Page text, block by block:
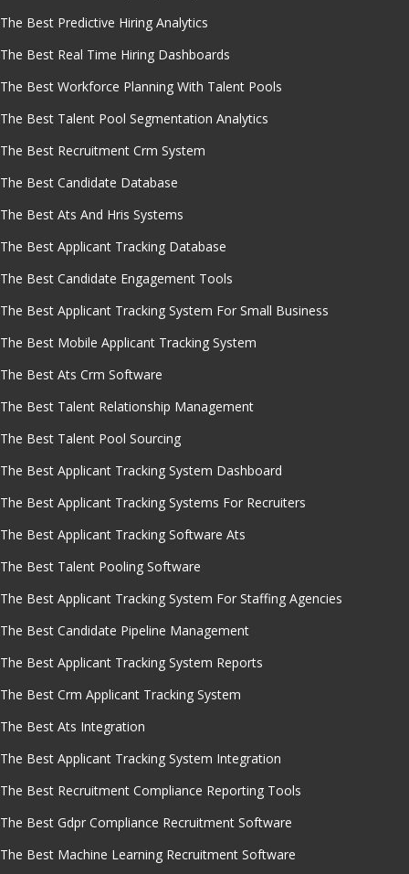
The Best Predictive Hiring Analytics
The Best Real Time Hiring Dashboards
The Best Workforce Planning With Talent Pools
The Best Talent Pool Segmentation Analytics
The Best Recruitment Crm System
The Best Candidate Database
The Best Ats And Hris Systems
The Best Applicant Tracking Database
The Best Candidate Engagement Tools
The Best Applicant Tracking System For Small Business
The Best Mobile Applicant Tracking System
The Best Ats Crm Software
The Best Talent Relationship Management
The Best Talent Pool Sourcing
The Best Applicant Tracking System Dashboard
The Best Applicant Tracking Systems For Recruiters
The Best Applicant Tracking Software Ats
The Best Talent Pooling Software
The Best Applicant Tracking System For Staffing Agencies
The Best Candidate Pipeline Management
The Best Applicant Tracking System Reports
The Best Crm Applicant Tracking System
The Best Ats Integration
The Best Applicant Tracking System Integration
The Best Recruitment Compliance Reporting Tools
The Best Gdpr Compliance Recruitment Software
The Best Machine Learning Recruitment Software